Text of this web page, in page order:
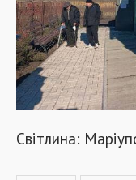
Світлина: